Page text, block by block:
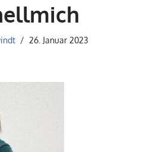
26. Januar 2023